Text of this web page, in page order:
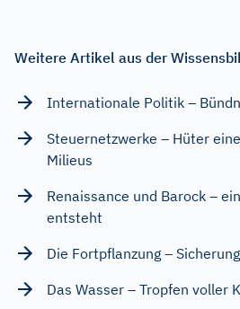
Weitere Artikel aus der
Internationale Politik –
Steuernetzwerke – Hüter
Milieus
Renaissance und Barock –
entsteht
Die Fortpflanzung –
Das Wasser – Tropfen voller